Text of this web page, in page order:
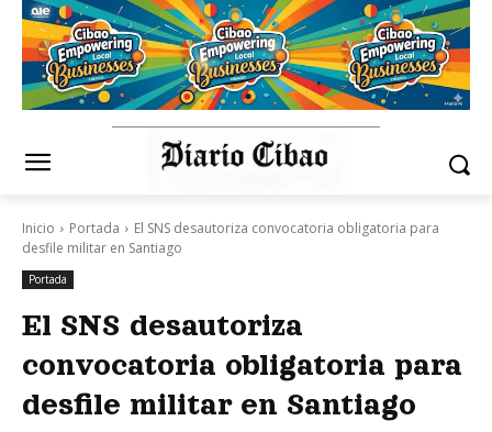
Inicio Portada
El SNS desautoriza convocatoria obligatoria para
desfile militar en Santiago
Portada
El SNS desautoriza
convocatoria obligatoria para
desfile militar en Santiago